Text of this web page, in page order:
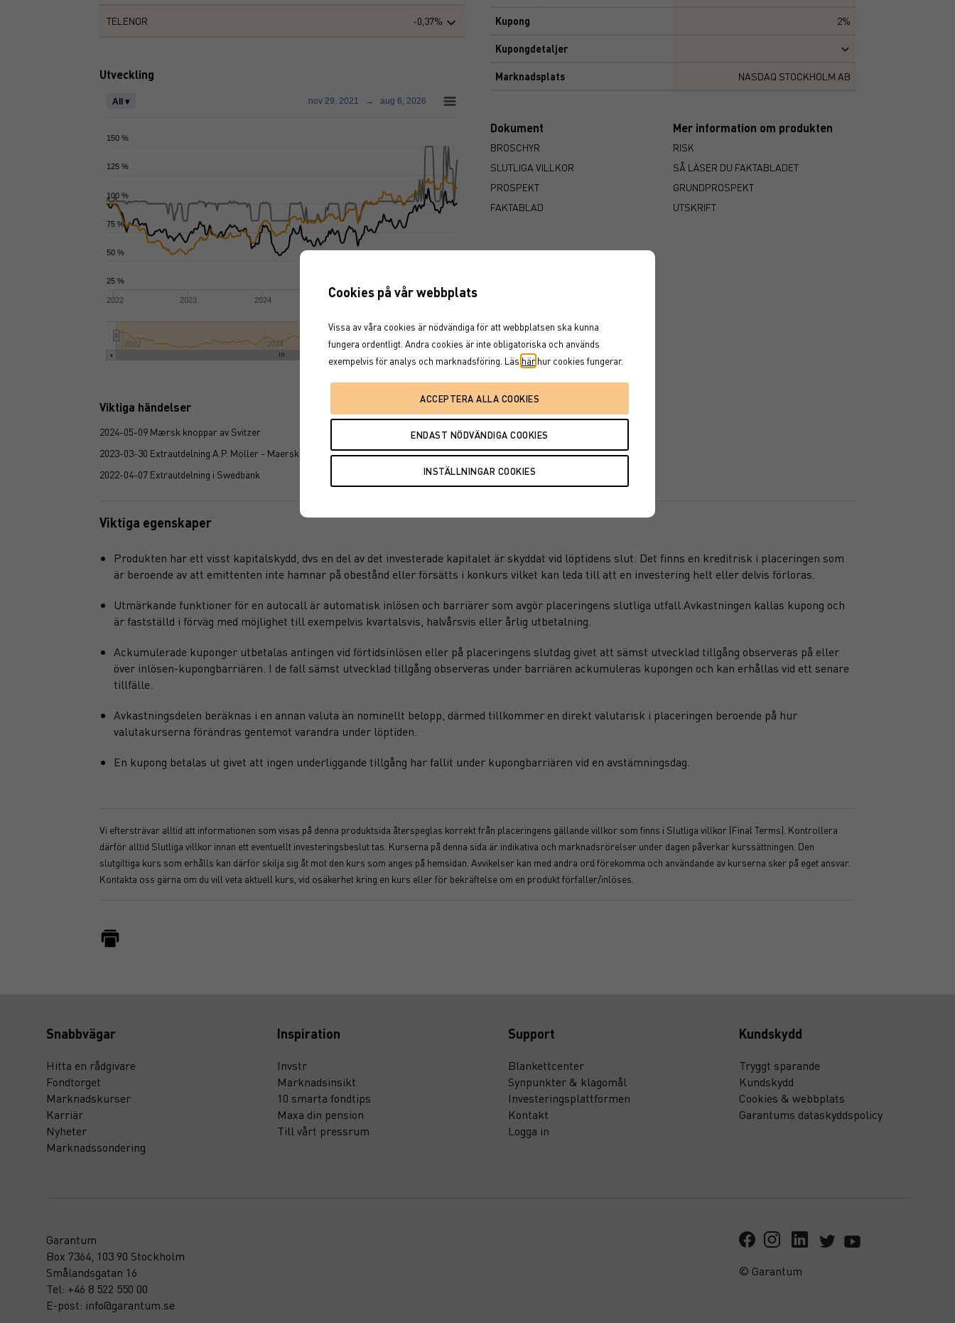
TELENOR -0,37%
Utveckling
2022 2023 2024 2025 2026
2022 2024 2026
100 %
25 %
50 %
75 %
125 %
150 %
All ▾ nov 29, 2021 → aug 6, 2026
Viktiga händelser
2024-05-09 Mærsk knoppar av Svitzer
2023-03-30 Extrautdelning A.P. Möller - Maersk
2022-04-07 Extrautdelning i Swedbank
Kupong 2%
Kupongdetaljer
Marknadsplats NASDAQ STOCKHOLM AB
Dokument
BROSCHYR
SLUTLIGA VILLKOR
PROSPEKT
FAKTABLAD
Mer information om produkten
RISK
SÅ LÄSER DU FAKTABLADET
GRUNDPROSPEKT
UTSKRIFT
Viktiga egenskaper
Produkten har ett visst kapitalskydd, dvs en del av det investerade kapitalet är skyddat vid löptidens slut. Det finns en kreditrisk i placeringen som
är beroende av att emittenten inte hamnar på obestånd eller försätts i konkurs vilket kan leda till att en investering helt eller delvis förloras.
Utmärkande funktioner för en autocall är automatisk inlösen och barriärer som avgör placeringens slutliga utfall.Avkastningen kallas kupong och
är fastställd i förväg med möjlighet till exempelvis kvartalsvis, halvårsvis eller årlig utbetalning.
Ackumulerade kuponger utbetalas antingen vid förtidsinlösen eller på placeringens slutdag givet att sämst utvecklad tillgång observeras på eller
över inlösen-kupongbarriären. I de fall sämst utvecklad tillgång observeras under barriären ackumuleras kupongen och kan erhållas vid ett senare
tillfälle.
Avkastningsdelen beräknas i en annan valuta än nominellt belopp, därmed tillkommer en direkt valutarisk i placeringen beroende på hur
valutakurserna förändras gentemot varandra under löptiden.
En kupong betalas ut givet att ingen underliggande tillgång har fallit under kupongbarriären vid en avstämningsdag.
Vi eftersträvar alltid att informationen som visas på denna produktsida återspeglas korrekt från placeringens gällande villkor som finns i Slutliga villkor (Final Terms). Kontrollera
därför alltid Slutliga villkor innan ett eventuellt investeringsbeslut tas. Kurserna på denna sida är indikativa och marknadsrörelser under dagen påverkar kurssättningen. Den
slutgiltiga kurs som erhålls kan därför skilja sig åt mot den kurs som anges på hemsidan. Avvikelser kan med andra ord förekomma och användande av kurserna sker på eget ansvar.
Kontakta oss gärna om du vill veta aktuell kurs, vid osäkerhet kring en kurs eller för bekräftelse om en produkt förfaller/inlöses.
Snabbvägar
Hitta en rådgivare
Fondtorget
Marknadskurser
Karriär
Nyheter
Marknadssondering
Inspiration
Invstr
Marknadsinsikt
10 smarta fondtips
Maxa din pension
Till vårt pressrum
Support
Blankettcenter
Synpunkter & klagomål
Investeringsplattformen
Kontakt
Logga in
Kundskydd
Tryggt sparande
Kundskydd
Cookies & webbplats
Garantums dataskyddspolicy
Garantum
Box 7364, 103 90 Stockholm
Smålandsgatan 16
Tel: +46 8 522 550 00
E-post: info@garantum.se
© Garantum
Cookies på vår webbplats
Vissa av våra cookies är nödvändiga för att webbplatsen ska kunna
fungera ordentligt. Andra cookies är inte obligatoriska och används
exempelvis för analys och marknadsföring. Läs här hur cookies fungerar.